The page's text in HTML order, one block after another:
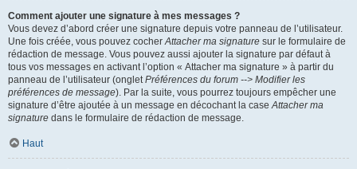
Comment ajouter une signature à mes messages ?
Vous devez d’abord créer une signature depuis votre panneau de l’utilisateur.
Une fois créée, vous pouvez cocherAttacher ma signature sur le formulaire de
rédaction de message. Vous pouvez aussi ajouter la signature par défaut à
tous vos messages en activant l’option « Attacher ma signature » à partir du
panneau de l’utilisateur (ongletPréférences du forum --> Modifier les
préférences de message). Par la suite, vous pourrez toujours empêcher une
signature d’être ajoutée à un message en décochant la caseAttacher ma
signature dans le formulaire de rédaction de message.
Haut